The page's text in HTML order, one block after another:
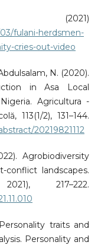
(2021)
fulani-herdsmen-
cries-out-video
N. (2020).
in Asa Local
Agricultura -
113(1/2), 131–144.
20219821112
Agrobiodiversity
landscapes.
217–222.
traits and
Personality and